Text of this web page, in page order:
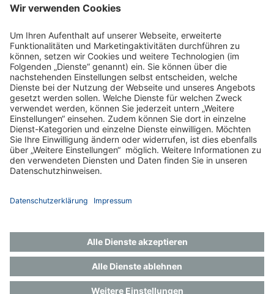
Plön
zum Pflegedienst
Datenschutz